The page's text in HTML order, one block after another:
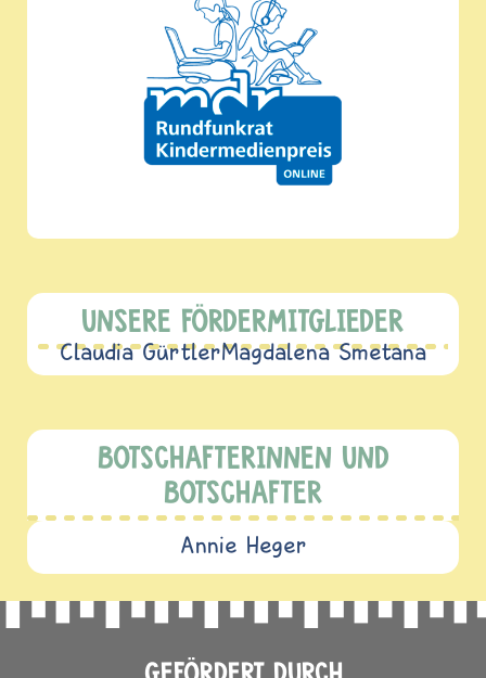
Claudia GürtlerMagdalena Smetana
BOTSCHAFTERINNEN UND
BOTSCHAFTER
Annie Heger